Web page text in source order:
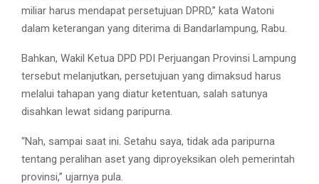
miliar harus mendapat persetujuan DPRD,” kata Watoni
dalam keterangan yang diterima di Bandarlampung, Rabu.
Bahkan, Wakil Ketua DPD PDI Perjuangan Provinsi Lampung
tersebut melanjutkan, persetujuan yang dimaksud harus
melalui tahapan yang diatur ketentuan, salah satunya
disahkan lewat sidang paripurna.
“Nah, sampai saat ini. Setahu saya, tidak ada paripurna
tentang peralihan aset yang diproyeksikan oleh pemerintah
provinsi,” ujarnya pula.